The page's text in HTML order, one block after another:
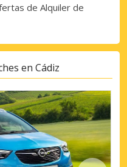
de Alquiler de
en Cádiz